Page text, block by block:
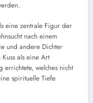
eine zentrale Figur der
nach einem
und andere Dichter
als eine Art
errichtete, welches nicht
spirituelle Tiefe